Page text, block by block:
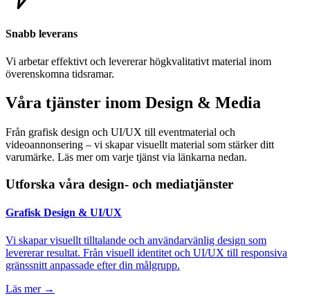
Snabb leverans
Vi arbetar effektivt och levererar högkvalitativt material inom
överenskomna tidsramar.
Våra tjänster inom Design & Media
Från grafisk design och UI/UX till eventmaterial och
videoannonsering – vi skapar visuellt material som stärker ditt
varumärke. Läs mer om varje tjänst via länkarna nedan.
Utforska våra design- och mediatjänster
Grafisk Design & UI/UX
Vi skapar visuellt tilltalande och användarvänlig design som
levererar resultat. Från visuell identitet och UI/UX till responsiva
gränssnitt anpassade efter din målgrupp.
Läs mer →